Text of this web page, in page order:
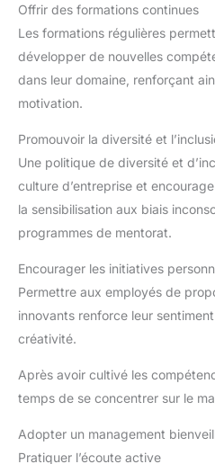
Offrir des formations continues
Les formations régulières
développer de nouvelles
dans leur domaine, renforçant
motivation.
Promouvoir la diversité et
Une politique de diversité et
culture d’entreprise et
la sensibilisation aux biais
programmes de mentorat.
Encourager les initiatives
Permettre aux employés de
innovants renforce leur
créativité.
Après avoir cultivé les
temps de se concentrer sur le
Adopter un management
Pratiquer l’écoute active